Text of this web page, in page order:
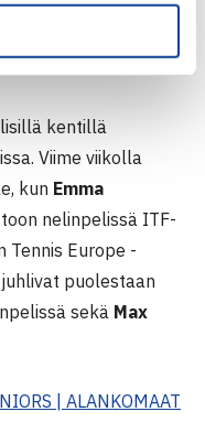
kentillä
Viime viikolla
kun Emma
nelinpelissä ITF-
Tennis Europe -
puolestaan
sekä Max
| ALANKOMAAT